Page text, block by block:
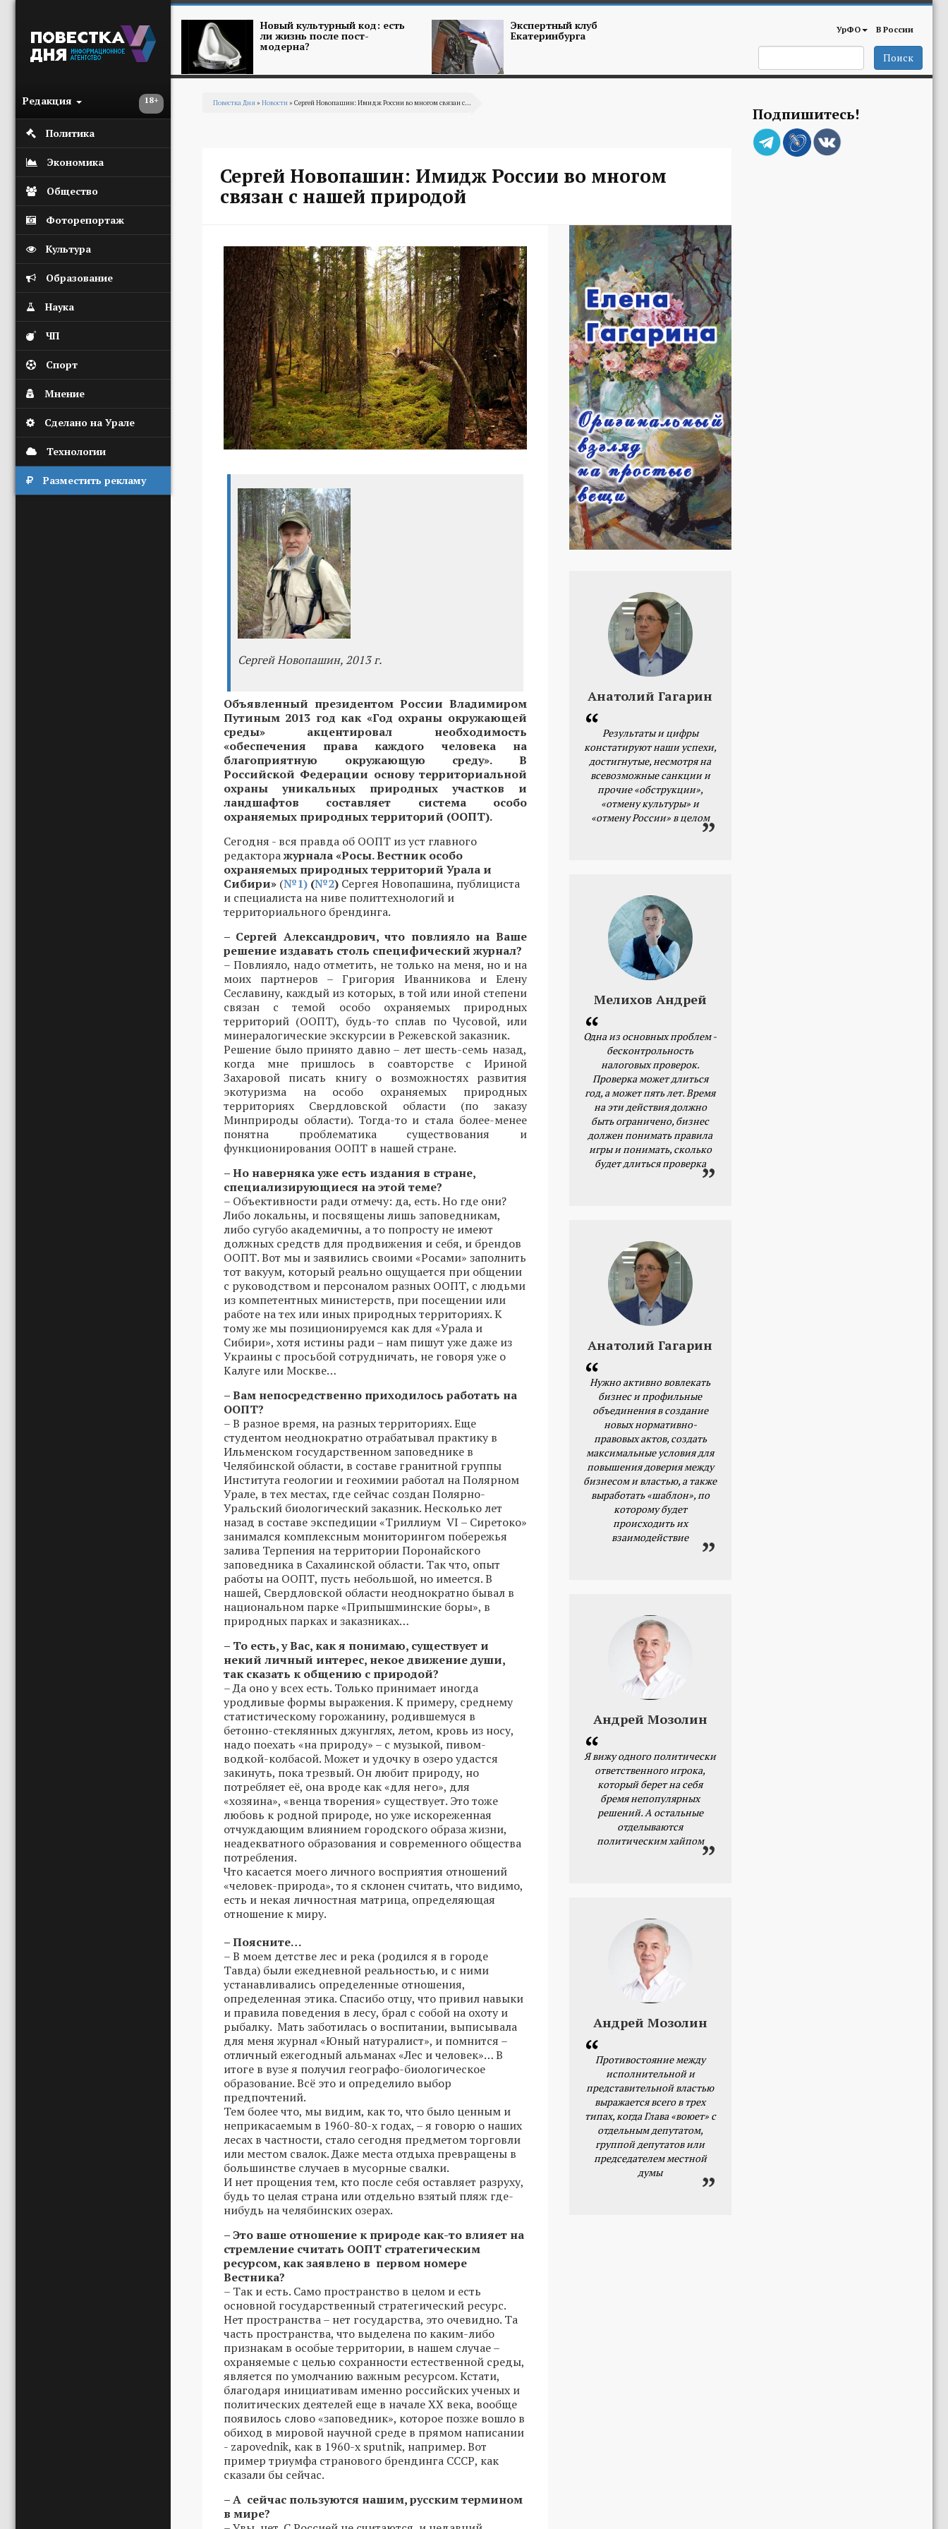
18+
Редакция
Политика
Экономика
Общество
Фоторепортаж
Культура
Образование
Наука
ЧП
Спорт
Мнение
Сделано на Урале
Технологии
Разместить рекламу
Новый культурный код: есть
ли жизнь после пост-
модерна?
Экспертный клуб
Екатеринбурга УрФО В России
Поиск
Повестка Дня» Новости» Сергей Новопашин: Имидж России во многом связан с...
Сергей Новопашин: Имидж России во многом
связан с нашей природой
Сергей Новопашин, 2013 г.
Объявленный президентом России Владимиром
Путиным 2013 год как «Год охраны окружающей
среды» акцентировал необходимость
«обеспечения права каждого человека на
благоприятную окружающую среду». В
Российской Федерации основу территориальной
охраны уникальных природных участков и
ландшафтов составляет система особо
охраняемых природных территорий (ООПТ).
Сегодня - вся правда об ООПТ из уст главного
редакторажурнала «Росы. Вестник особо
охраняемых природных территорий Урала и
Сибири» (№1) (№2) Сергея Новопашина, публициста
и специалиста на ниве политтехнологий и
территориального брендинга.
– Сергей Александрович, что повлияло на Ваше
решение издавать столь специфический журнал?
– Повлияло, надо отметить, не только на меня, но и на
моих партнеров – Григория Иванникова и Елену
Сеславину, каждый из которых, в той или иной степени
связан с темой особо охраняемых природных
территорий (ООПТ), будь-то сплав по Чусовой, или
минералогические экскурсии в Режевской заказник.
Решение было принято давно – лет шесть-семь назад,
когда мне пришлось в соавторстве с Ириной
Захаровой писать книгу о возможностях развития
экотуризма на особо охраняемых природных
территориях Свердловской области (по заказу
Минприроды области). Тогда-то и стала более-менее
понятна проблематика существования и
функционирования ООПТ в нашей стране.
– Но наверняка уже есть издания в стране,
специализирующиеся на этой теме?
– Объективности ради отмечу: да, есть. Но где они?
Либо локальны, и посвящены лишь заповедникам,
либо сугубо академичны, а то попросту не имеют
должных средств для продвижения и себя, и брендов
ООПТ. Вот мы и заявились своими «Росами» заполнить
тот вакуум, который реально ощущается при общении
с руководством и персоналом разных ООПТ, с людьми
из компетентных министерств, при посещении или
работе на тех или иных природных территориях. К
тому же мы позиционируемся как для «Урала и
Сибири», хотя истины ради – нам пишут уже даже из
Украины с просьбой сотрудничать, не говоря уже о
Калуге или Москве…
– Вам непосредственно приходилось работать на
ООПТ?
– В разное время, на разных территориях. Еще
студентом неоднократно отрабатывал практику в
Ильменском государственном заповеднике в
Челябинской области, в составе гранитной группы
Института геологии и геохимии работал на Полярном
Урале, в тех местах, где сейчас создан Полярно-
Уральский биологический заказник. Несколько лет
назад в составе экспедиции «Триллиум VI – Сиретоко»
занимался комплексным мониторингом побережья
залива Терпения на территории Поронайского
заповедника в Сахалинской области. Так что, опыт
работы на ООПТ, пусть небольшой, но имеется. В
нашей, Свердловской области неоднократно бывал в
национальном парке «Припышминские боры», в
природных парках и заказниках…
– То есть, у Вас, как я понимаю, существует и
некий личный интерес, некое движение души,
так сказать к общению с природой?
– Да оно у всех есть. Только принимает иногда
уродливые формы выражения. К примеру, среднему
статистическому горожанину, родившемуся в
бетонно-стеклянных джунглях, летом, кровь из носу,
надо поехать «на природу» – с музыкой, пивом-
водкой-колбасой. Может и удочку в озеро удастся
закинуть, пока трезвый. Он любит природу, но
потребляет её, она вроде как «для него», для
«хозяина», «венца творения» существует. Это тоже
любовь к родной природе, но уже искореженная
отчуждающим влиянием городского образа жизни,
неадекватного образования и современного общества
потребления.
Что касается моего личного восприятия отношений
«человек-природа», то я склонен считать, что видимо,
есть и некая личностная матрица, определяющая
отношение к миру.
– Поясните…
– В моем детстве лес и река (родился я в городе
Тавда) были ежедневной реальностью, и с ними
устанавливались определенные отношения,
определенная этика. Спасибо отцу, что привил навыки
и правила поведения в лесу, брал с собой на охоту и
рыбалку. Мать заботилась о воспитании, выписывала
для меня журнал «Юный натуралист», и помнится –
отличный ежегодный альманах «Лес и человек»… В
итоге в вузе я получил географо-биологическое
образование. Всё это и определило выбор
предпочтений.
Тем более что, мы видим, как то, что было ценным и
неприкасаемым в 1960-80-х годах, – я говорю о наших
лесах в частности, стало сегодня предметом торговли
или местом свалок. Даже места отдыха превращены в
большинстве случаев в мусорные свалки.
И нет прощения тем, кто после себя оставляет разруху,
будь то целая страна или отдельно взятый пляж где-
нибудь на челябинских озерах.
– Это ваше отношение к природе как-то влияет на
стремление считать ООПТ стратегическим
ресурсом, как заявлено в первом номере
Вестника?
– Так и есть. Само пространство в целом и есть
основной государственный стратегический ресурс.
Нет пространства – нет государства, это очевидно. Та
часть пространства, что выделена по каким-либо
признакам в особые территории, в нашем случае –
охраняемые с целью сохранности естественной среды,
является по умолчанию важным ресурсом. Кстати,
благодаря инициативам именно российских ученых и
политических деятелей еще в начале XX века, вообще
появилось слово «заповедник», которое позже вошло в
обиход в мировой научной среде в прямом написании
- zapovednik, как в 1960-х sputnik, например. Вот
пример триумфа странового брендинга СССР, как
сказали бы сейчас.
– А сейчас пользуются нашим, русским термином
в мире?
Анатолий Гагарин
Результаты и цифры
констатируют наши успехи,
достигнутые, несмотря на
всевозможные санкции и
прочие «обструкции»,
«отмену культуры» и
«отмену России» в целом
Мелихов Андрей
Одна из основных проблем -
бесконтрольность
налоговых проверок.
Проверка может длиться
год, а может пять лет. Время
на эти действия должно
быть ограничено, бизнес
должен понимать правила
игры и понимать, сколько
будет длиться проверка
Анатолий Гагарин
Нужно активно вовлекать
бизнес и профильные
объединения в создание
новых нормативно-
правовых актов, создать
максимальные условия для
повышения доверия между
бизнесом и властью, а также
выработать «шаблон», по
которому будет
происходить их
взаимодействие
Андрей Мозолин
Я вижу одного политически
ответственного игрока,
который берет на себя
бремя непопулярных
решений. А остальные
отделываются
политическим хайпом
Андрей Мозолин
Противостояние между
исполнительной и
представительной властью
выражается всего в трех
типах, когда Глава «воюет» с
отдельным депутатом,
группой депутатов или
председателем местной
думы
Подпишитесь!